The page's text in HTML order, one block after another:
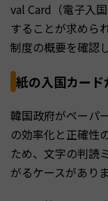
val Card（電子入
することが求めら
制度の概要を確認
紙の入国カー
韓国政府がペーパ
の効率化と正確性
ため、文字の判読
がるケースがあり